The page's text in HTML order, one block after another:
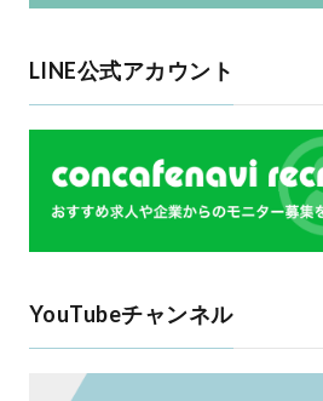
LINE公式アカウント
YouTubeチャンネル